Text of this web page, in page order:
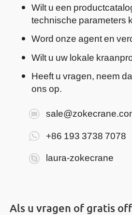
Wilt u een
technische parameters
Word onze agent en
Wilt u uw lokale
Heeft u vragen, neem
ons op.
+86 193 3738 7078
laura-zokecrane
Als u vragen of gratis